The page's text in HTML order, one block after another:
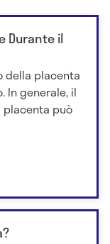
Durante il
della placenta
In generale, il
può